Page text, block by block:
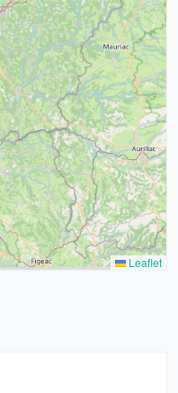
15
21
Leaflet